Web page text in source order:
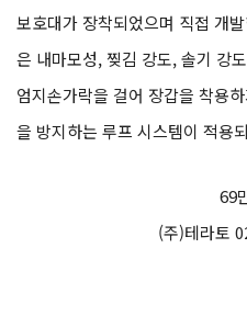
보호대가 장착되었으며 직접 개
은 내마모성, 찢김 강도, 솔기 강
엄지손가락을 걸어 장갑을 착용
을 방지하는 루프 시스템이 적용
69
(주)테라토